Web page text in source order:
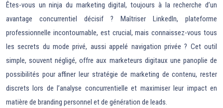
Êtes-vous un ninja du marketing digital, toujours à la recherche d’un
avantage concurrentiel décisif ? Maîtriser LinkedIn, plateforme
professionnelle incontournable, est crucial, mais connaissez-vous tous
les secrets du mode privé, aussi appelé navigation privée ? Cet outil
simple, souvent négligé, offre aux marketeurs digitaux une panoplie de
possibilités pour affiner leur stratégie de marketing de contenu, rester
discrets lors de l’analyse concurrentielle et maximiser leur impact en
matière de branding personnel et de génération de leads.